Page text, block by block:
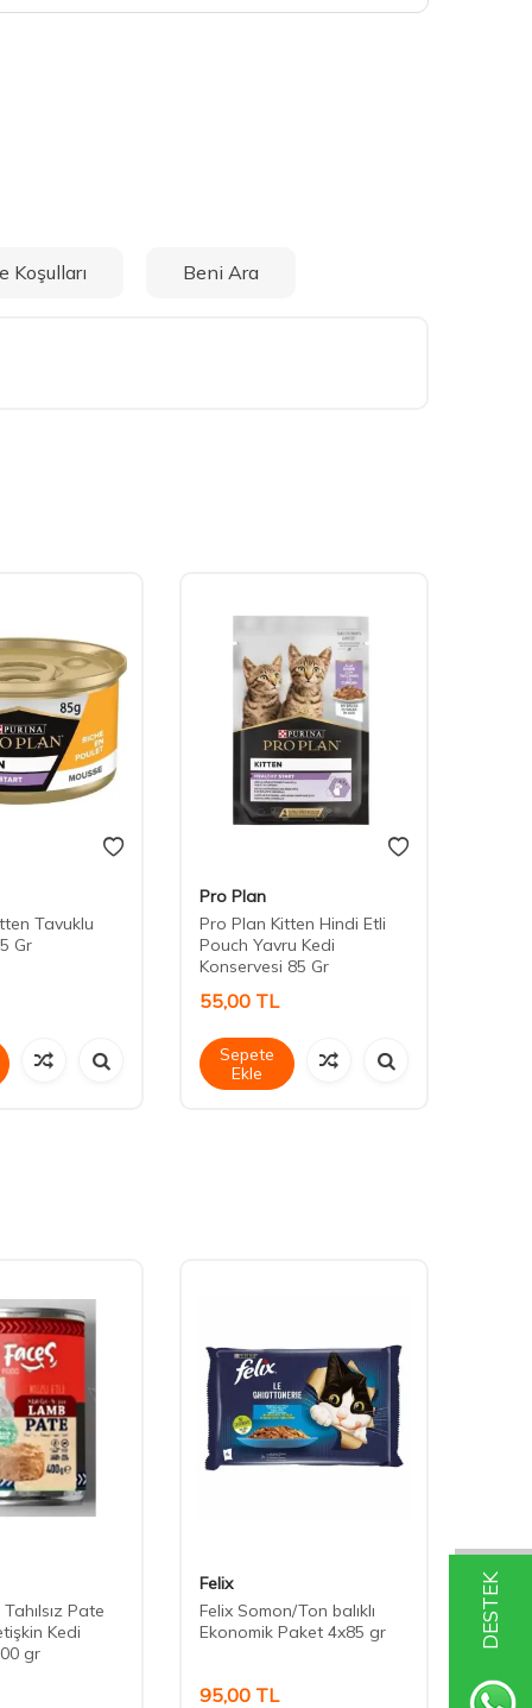
DESTEK
Koşulları Beni Ara
Tavuklu
Gr
Pro Plan
Pro Plan Kitten Hindi Etli
Pouch Yavru Kedi
Konservesi 85 Gr
55,00 TL
Sepete
Ekle
Pate
Kedi
gr
Felix
Felix Somon/Ton balıklı
Ekonomik Paket 4x85 gr
95,00 TL
Cute
Cute